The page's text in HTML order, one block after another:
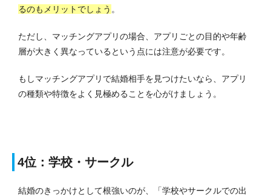
るのもメリットでしょう 。
ただし、マッチングアプリの場合、アプリごとの目的や年齢
層が大きく異なっているという点には注意が必要です。
もしマッチングアプリで結婚相手を見つけたいなら、アプリ
の種類や特徴をよく見極めることを心がけましょう。
4位：学校・サークル
結婚のきっかけとして根強いのが、「学校やサークルでの出